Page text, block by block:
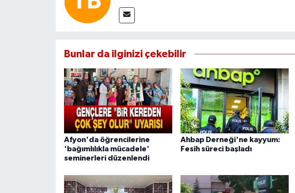
Bunlar da ilginizi çekebilir
Afyon'da öğrencilerine
'bağımlılıkla mücadele'
seminerleri düzenlendi
Ahbap Derneği'ne kayyum:
Fesih süreci başladı